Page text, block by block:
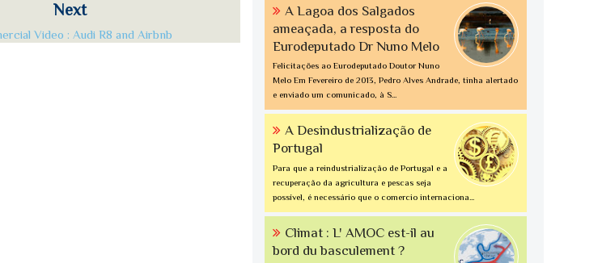
Next
Video : Audi R8 and Airbnb
A Lagoa dos Salgados
ameaçada, a resposta do
Eurodeputado Dr Nuno Melo
Felicitações ao Eurodeputado Doutor Nuno
Melo Em Fevereiro de 2013, Pedro Alves Andrade, tinha alertado
e enviado um comunicado, à S...
A Desindustrialização de
Portugal
Para que a reindustrialização de Portugal e a
recuperação da agricultura e pescas seja
possível, é necessário que o comercio internaciona...
Climat : L' AMOC est-il au
bord du basculement ?